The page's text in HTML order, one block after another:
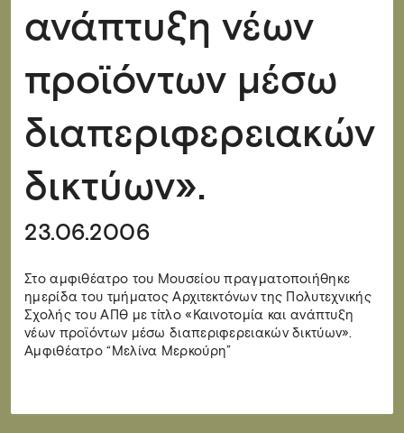
ανάπτυξη νέων
προϊόντων μέσω
διαπεριφερειακών
δικτύων».
23.06.2006
Στο αμφιθέατρο του Μουσείου πραγματοποιήθηκε
ημερίδα του τμήματος Αρχιτεκτόνων της Πολυτεχνικής
Σχολής του ΑΠΘ με τίτλο «Καινοτομία και ανάπτυξη
νέων προϊόντων μέσω διαπεριφερειακών δικτύων».
Αμφιθέατρο “Μελίνα Μερκούρη”